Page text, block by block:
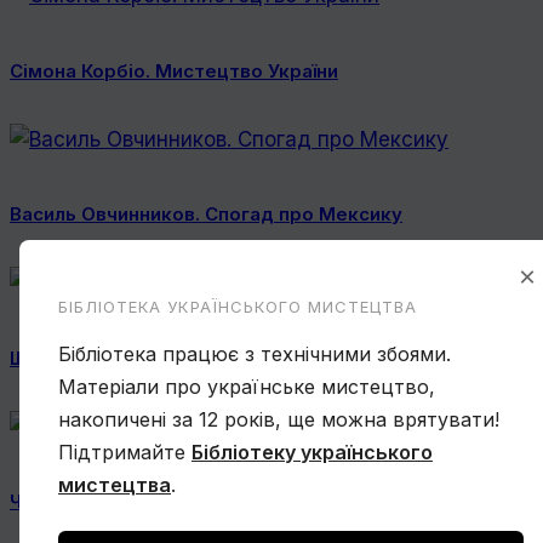
Сімона Корбіо. Мистецтво України
Василь Овчинников. Спогад про Мексику
Ще один учень Нарбута і його «Енеїда»
Чому Віктор Замирайло український художник?
×
БІБЛІОТЕКА УКРАЇНСЬКОГО МИСТЕЦТВА
Бібліотека працює з технічними збоями.
Матеріали про українське мистецтво,
накопичені за 12 років, ще можна врятувати!
Підтримайте Бібліотеку українського
мистецтва.